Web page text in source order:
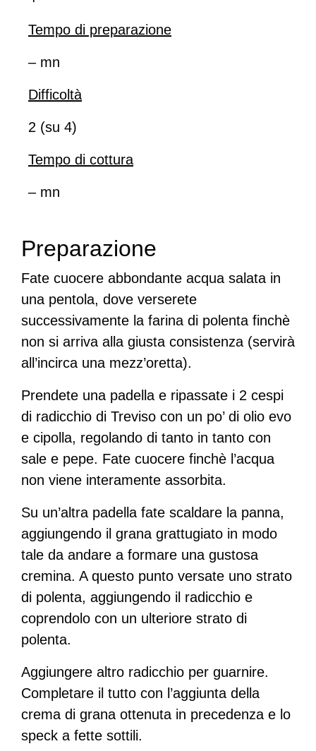
Tempo di preparazione
– mn
Difficoltà
2 (su 4)
Tempo di cottura
– mn
Preparazione
Fate cuocere abbondante acqua salata in
una pentola, dove verserete
successivamente la farina di polenta finchè
non si arriva alla giusta consistenza (servirà
all’incirca una mezz’oretta).
Prendete una padella e ripassate i 2 cespi
di radicchio di Treviso con un po’ di olio evo
e cipolla, regolando di tanto in tanto con
sale e pepe. Fate cuocere finchè l’acqua
non viene interamente assorbita.
Su un’altra padella fate scaldare la panna,
aggiungendo il grana grattugiato in modo
tale da andare a formare una gustosa
cremina. A questo punto versate uno strato
di polenta, aggiungendo il radicchio e
coprendolo con un ulteriore strato di
polenta.
Aggiungere altro radicchio per guarnire.
Completare il tutto con l’aggiunta della
crema di grana ottenuta in precedenza e lo
speck a fette sottili.